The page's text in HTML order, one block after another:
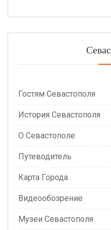
Гостям Севастополя
История Севастополя
О Севастополе
Путеводитель
Карта Города
Видеообозрение
Музеи Севастополя